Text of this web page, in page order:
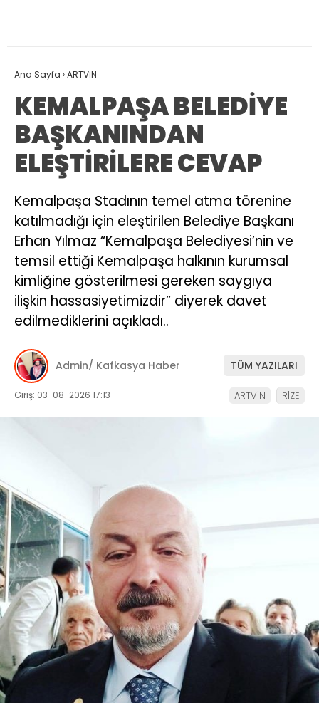
Ana Sayfa ›ARTVİN
KEMALPAŞA BELEDİYE
BAŞKANINDAN
ELEŞTİRİLERE CEVAP
Kemalpaşa Stadının temel atma törenine
katılmadığı için eleştirilen Belediye Başkanı
Erhan Yılmaz “Kemalpaşa Belediyesi’nin ve
temsil ettiği Kemalpaşa halkının kurumsal
kimliğine gösterilmesi gereken saygıya
ilişkin hassasiyetimizdir” diyerek davet
edilmediklerini açıkladı..
Admin/ Kafkasya Haber TÜM YAZILARI
Giriş: 03-08-2026 17:13 ARTVİN RİZE